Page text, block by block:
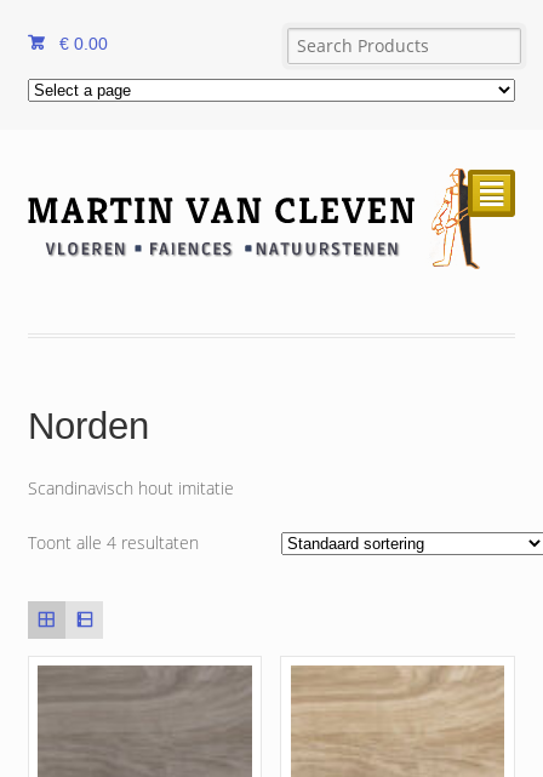
€ 0.00
²
Norden
Scandinavisch hout imitatie
Toont alle 4 resultaten